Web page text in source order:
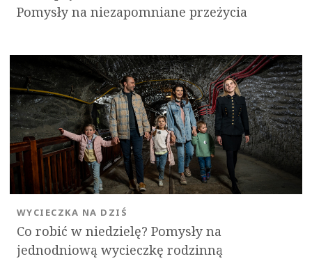
Pomysły na niezapomniane przeżycia
Co robić w niedzielę? Pomysły na
jednodniową wycieczkę rodzinną
WYCIECZKA NA DZIŚ